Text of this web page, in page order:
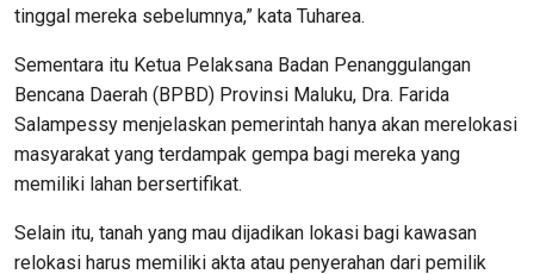
tinggal mereka sebelumnya,” kata Tuharea.
Sementara itu Ketua Pelaksana Badan Penanggulangan
Bencana Daerah (BPBD) Provinsi Maluku, Dra. Farida
Salampessy menjelaskan pemerintah hanya akan merelokasi
masyarakat yang terdampak gempa bagi mereka yang
memiliki lahan bersertifikat.
Selain itu, tanah yang mau dijadikan lokasi bagi kawasan
relokasi harus memiliki akta atau penyerahan dari pemilik